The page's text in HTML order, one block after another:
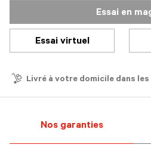
Essai en
Essai virtuel
Livré à votre domicile dans
Nos garanties